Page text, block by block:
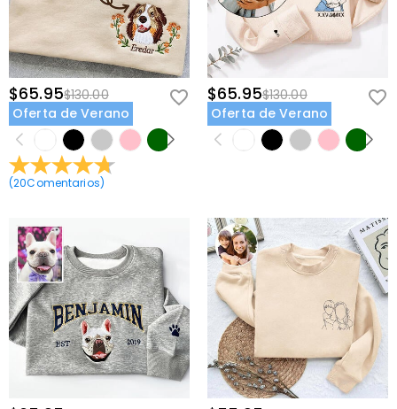
$65.95$130.00
Oferta de Verano
(20Comentarios)
$65.95$130.00
Oferta de Verano